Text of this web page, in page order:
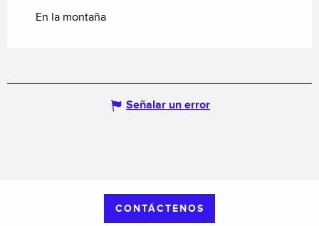
En la montaña
Señalar un error
CONTÁCTENOS